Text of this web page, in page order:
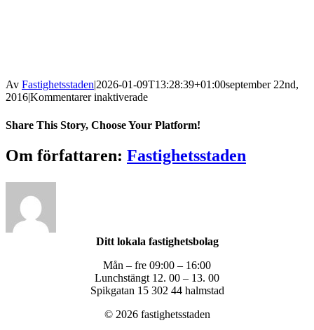
Av Fastighetsstaden|2026-01-09T13:28:39+01:00september 22nd,
2016|Kommentarer inaktiveradeför
Share This Story, Choose Your Platform!
Facebook
X
Reddit
LinkedIn
WhatsApp
Tumblr
Pinterest
Vk
Xing
E-
post
Om författaren: Fastighetsstaden
Ditt lokala fastighetsbolag
Mån – fre 09:00 – 16:00
Lunchstängt 12. 00 – 13. 00
Spikgatan 15 302 44 halmstad
© 2026 fastighetsstaden